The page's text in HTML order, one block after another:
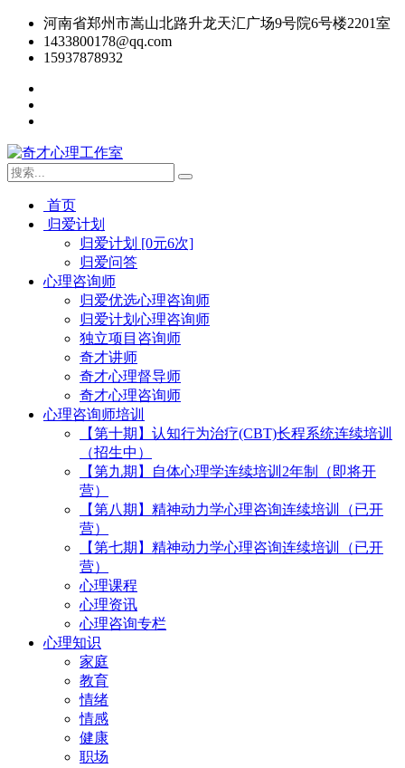
河南省郑州市嵩山北路升龙天汇广场9号院6号楼2201室
1433800178@qq.com
15937878932
首页
归爱计划
归爱计划 [0元6次]
归爱问答
心理咨询师
归爱优选心理咨询师
归爱计划心理咨询师
独立项目咨询师
奇才讲师
奇才心理督导师
奇才心理咨询师
心理咨询师培训
【第十期】认知行为治疗(CBT)长程系统连续培训
（招生中）
【第九期】自体心理学连续培训2年制（即将开
营）
【第八期】精神动力学心理咨询连续培训（已开
营）
【第七期】精神动力学心理咨询连续培训（已开
营）
心理课程
心理资讯
心理咨询专栏
心理知识
家庭
教育
情绪
情感
健康
职场